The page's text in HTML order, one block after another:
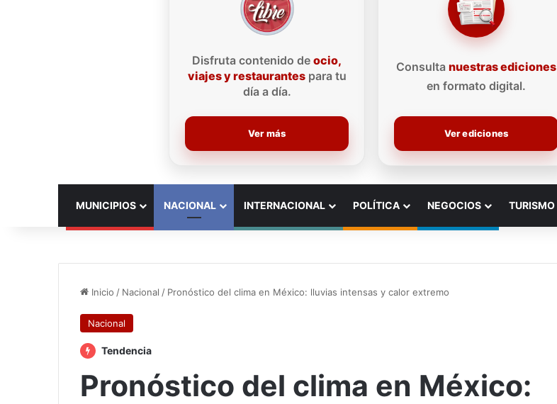
Disfruta contenido deocio,
viajes y restaurantespara tu
día a día.
Ver más
Consulta nuestras ediciones
en formato digital.
Ver ediciones
MUNICIPIOS NACIONAL INTERNACIONAL POLÍTICA NEGOCIOS TURISMO
Inicio / Nacional / Pronóstico del clima en México: lluvias intensas y calor extremo
Nacional
Tendencia
Pronóstico del clima en México: